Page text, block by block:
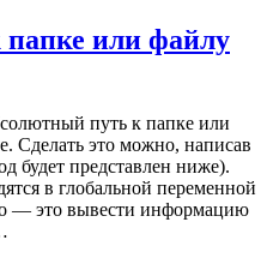
или файлу
путь к папке или
Сделать это можно, написав
будет представлен ниже).
в глобальной переменной
— это вывести информацию